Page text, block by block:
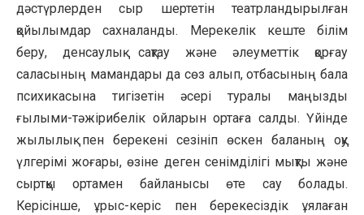
дәстүрлерден сыр шертетін театрландырылған
қойылымдар сахналанды. Мерекелік кеште білім
беру, денсаулық сақтау және әлеуметтік қорғау
саласының мамандары да сөз алып, отбасының бала
психикасына тигізетін әсері туралы маңызды
ғылыми-тәжірибелік ойларын ортаға салды. Үйінде
жылылық пен берекені сезініп өскен баланың оқу
үлгерімі жоғары, өзіне деген сенімділігі мықты және
сыртқы ортамен байланысы өте сау болады.
Керісінше, ұрыс-керіс пен берекесіздік ұялаған